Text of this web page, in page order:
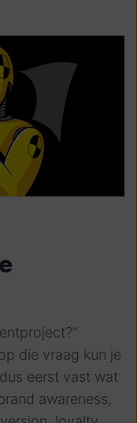
die vraag kun je
eerst vast wat
awareness,